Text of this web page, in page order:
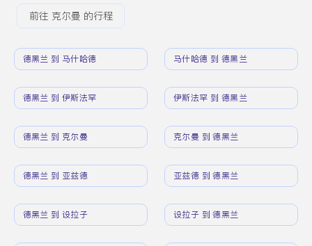
前往 克尔曼 的行程
德黑兰 到 马什哈德 马什哈德 到 德黑兰
德黑兰 到 伊斯法罕 伊斯法罕 到 德黑兰
德黑兰 到 克尔曼 克尔曼 到 德黑兰
德黑兰 到 亚兹德 亚兹德 到 德黑兰
德黑兰 到 设拉子 设拉子 到 德黑兰